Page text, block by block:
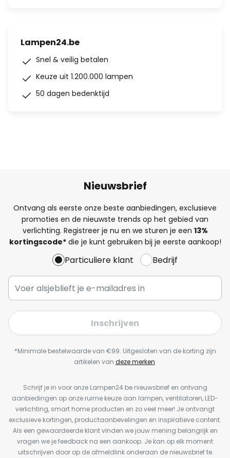
Lampen24.be
Snel & veilig betalen
Keuze uit 1.200.000 lampen
50 dagen bedenktijd
Nieuwsbrief
Ontvang als eerste onze beste aanbiedingen, exclusieve
promoties en de nieuwste trends op het gebied van
verlichting. Registreer je nu en we sturen je een 13%
kortingscode*die je kunt gebruiken bij je eerste aankoop!
Particuliere klant Bedrijf
Inschrijven
*Minimale bestelwaarde van €99. Uitgesloten van de korting zijn
artikelen van deze merken.
Schrijf je in voor onze Lampen24.be nieuwsbrief en ontvang
aanbiedingen op onze ruime keuze aan lampen, ventilatoren, LED-
verlichting, smart home producten en zo veel meer! Je ontvangt
exclusieve kortingen, productaanbevelingen en inspiratieve content.
Als een gewaardeerde klant vinden we jouw mening belangrijk en
vragen we je feedback na een aankoop. Je kan op elk moment
uitschrijven door op de afmeldlink onderaan de nieuwsbrief te